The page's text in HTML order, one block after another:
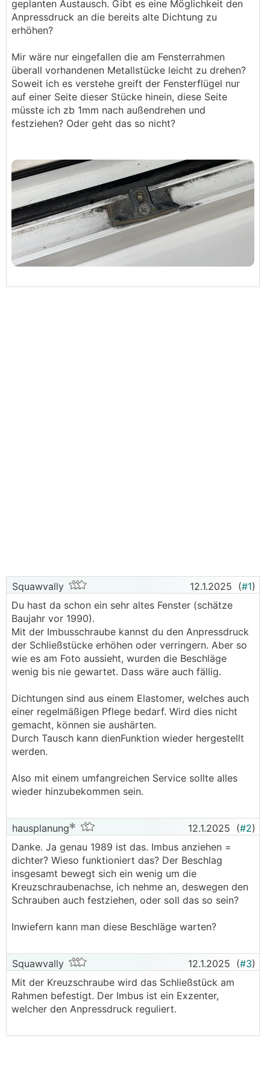
geplanten Austausch. Gibt es eine Möglichkeit den
Anpressdruck an die bereits alte Dichtung zu
erhöhen?
Mir wäre nur eingefallen die am Fensterrahmen
überall vorhandenen Metallstücke leicht zu drehen?
Soweit ich es verstehe greift der Fensterflügel nur
auf einer Seite dieser Stücke hinein, diese Seite
müsste ich zb 1mm nach außendrehen und
festziehen? Oder geht das so nicht?
Squawvally 12.1.2025 (#1)
Du hast da schon ein sehr altes Fenster (schätze
Baujahr vor 1990).
Mit der Imbusschraube kannst du den Anpressdruck
der Schließstücke erhöhen oder verringern. Aber so
wie es am Foto aussieht, wurden die Beschläge
wenig bis nie gewartet. Dass wäre auch fällig.
Dichtungen sind aus einem Elastomer, welches auch
einer regelmäßigen Pflege bedarf. Wird dies nicht
gemacht, können sie aushärten.
Durch Tausch kann dienFunktion wieder hergestellt
werden.
Also mit einem umfangreichen Service sollte alles
wieder hinzubekommen sein.
hausplanung 12.1.2025 (#2)
Danke. Ja genau 1989 ist das. Imbus anziehen =
dichter? Wieso funktioniert das? Der Beschlag
insgesamt bewegt sich ein wenig um die
Kreuzschraubenachse, ich nehme an, deswegen den
Schrauben auch festziehen, oder soll das so sein?
Inwiefern kann man diese Beschläge warten?
Squawvally 12.1.2025 (#3)
Mit der Kreuzschraube wird das Schließstück am
Rahmen befestigt. Der Imbus ist ein Exzenter,
welcher den Anpressdruck reguliert.